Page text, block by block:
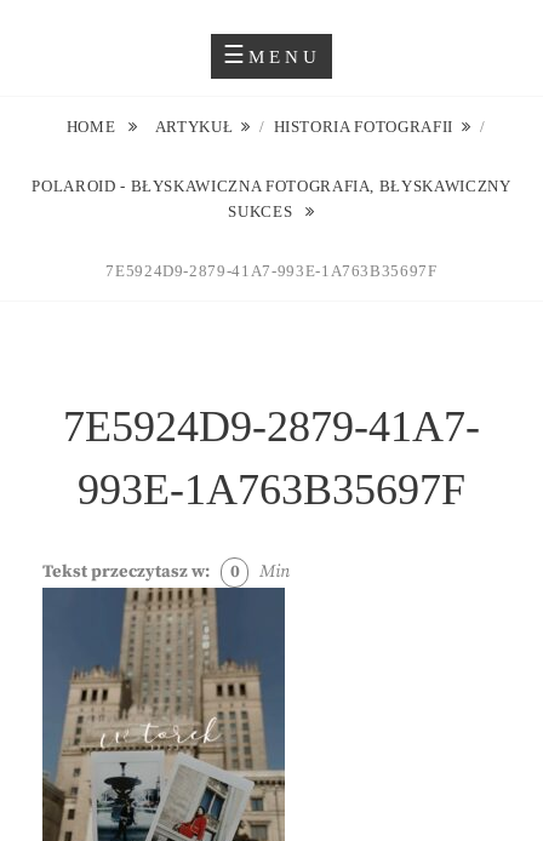
JUSTYNA EWA GROCHOWSKA
MENU
HOME ARTYKUŁ / HISTORIA FOTOGRAFII /
POLAROID - BŁYSKAWICZNA FOTOGRAFIA, BŁYSKAWICZNY
SUKCES
7E5924D9-2879-41A7-993E-1A763B35697F
7E5924D9-2879-41A7-
993E-1A763B35697F
Tekst przeczytasz w: 0 Min